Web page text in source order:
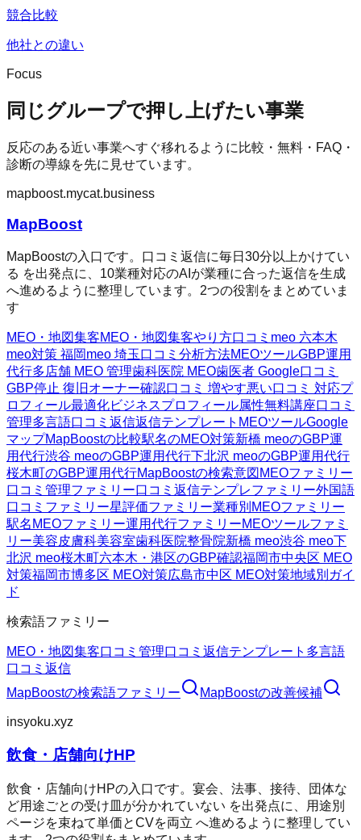
競合比較
他社との違い
Focus
同じグループで押し上げたい事業
反応のある近い事業へすぐ移れるように比較・無料・FAQ・
診断の導線を先に見せています。
mapboost.mycat.business
MapBoost
MapBoostの入口です。口コミ返信に毎日30分以上かけてい
る を出発点に、10業種対応のAIが業種に合った返信を生成
へ進めるように整理しています。2つの役割をまとめていま
す
MEO・地図集客MEO・地図集客やり方口コミ meo 六本木
meo対策 福岡meo 埼玉口コミ分析方法MEOツールGBP運用
代行多店舗 MEO 管理歯科医院 MEO歯医者 Google口コミ
GBP停止 復旧 オーナー確認口コミ 増やす悪い口コミ 対応プ
ロフィール最適化ビジネスプロフィール属性無料講座口コミ
管理多言語口コミ返信返信テンプレート MEOツールGoogle
マップMapBoostの比較駅名のMEO対策新橋 meoのGBP運
用代行渋谷 meoのGBP運用代行下北沢 meoのGBP運用代行
桜木町のGBP運用代行MapBoostの検索意図 MEOファミリー
口コミ管理ファミリー口コミ返信テンプレファミリー外国語
口コミファミリー星評価ファミリー業種別MEOファミリー
駅名MEOファミリー運用代行ファミリーMEOツールファミ
リー美容皮膚科美容室歯科医院整骨院新橋 meo渋谷 meo下
北沢 meo桜木町六本木・港区のGBP確認福岡市中央区 MEO
対策福岡市博多区 MEO対策広島市中区 MEO対策地域別ガイ
ド
検索語ファミリー
MEO・地図集客口コミ管理口コミ返信テンプレート 多言語
口コミ返信
MapBoostの検索語ファミリー MapBoostの改善候補
insyoku.xyz
飲食・店舗向けHP
飲食・店舗向けHPの入口です。宴会、法事、接待、団体な
ど用途ごとの受け皿が分かれていない を出発点に、用途別
ページを束ねて単価とCVを両立 へ進めるように整理してい